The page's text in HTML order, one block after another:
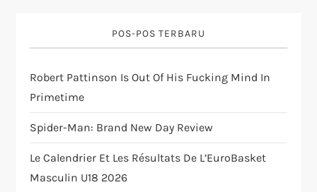
a
t
i
o
n
POS-POS TERBARU
Robert Pattinson Is Out Of His Fucking Mind In
Primetime
Spider-Man: Brand New Day Review
Le Calendrier Et Les Résultats De L’EuroBasket
Masculin U18 2026